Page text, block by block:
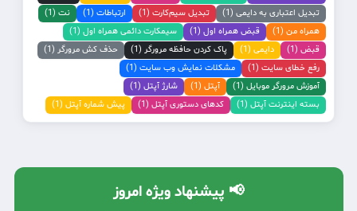
تبدیل اعتباری به دایمی (1)
تبدیل سیم‌کارت (1) ارتباطات (1)
نت (1)
همراه من (1)
قبض همراه اول (1)
سیمکارت دائمی همراه اول (1)
قبض (1)
دایمی (1) پاک کردن حافظه مرورگر (1)
حذف کش مرورگر (1)
رفع خطای سایت (1)
مشکلات نمایش وب سایت (1)
آموزش مرورگر موبایل (1)
آپتل (1)
شارژ آپتل (1)
بسته اینترنت آپتل (1)
کدهای دستوری آپتل (1) پیش شماره آپتل (1)
📢 پیشنهاد ویژه امروز